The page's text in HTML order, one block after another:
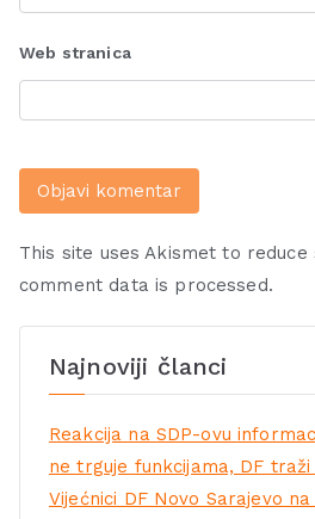
Web stranica
This site uses Akismet to reduce
comment data is processed.
Najnoviji članci
Reakcija na SDP-ovu
ne trguje funkcijama, DF
Vijećnici DF Novo Sarajevo